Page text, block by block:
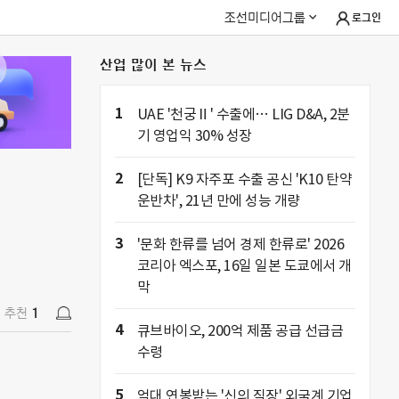
조선미디어그룹 로그인
추천 1
산업 많이 본 뉴스